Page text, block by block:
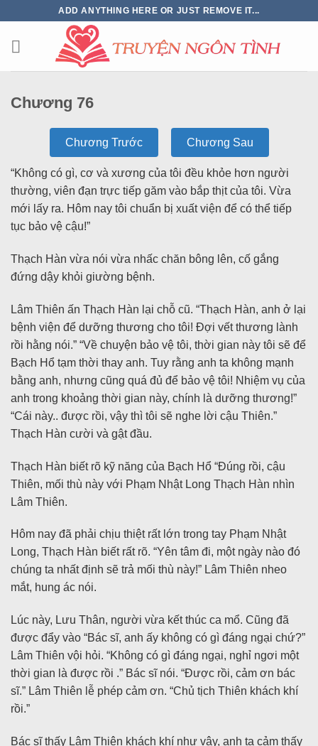
ADD ANYTHING HERE OR JUST REMOVE IT...
Chương 76
Chương Trước Chương Sau
“Không có gì, cơ và xương của tôi đều khỏe hơn người
thường, viên đạn trực tiếp găm vào bắp thịt của tôi. Vừa
mới lấy ra. Hôm nay tôi chuẩn bị xuất viện để có thể tiếp
tục bảo vệ cậu!”
Thạch Hàn vừa nói vừa nhấc chăn bông lên, cố gắng
đứng dậy khỏi giường bệnh.
Lâm Thiên ấn Thạch Hàn lại chỗ cũ. “Thạch Hàn, anh ở lại
bệnh viện để dưỡng thương cho tôi! Đợi vết thương lành
rồi hằng nói.” “Về chuyện bảo vệ tôi, thời gian này tôi sẽ để
Bạch Hổ tạm thời thay anh. Tuy rằng anh ta không mạnh
bằng anh, nhưng cũng quá đủ để bảo vệ tôi! Nhiệm vụ của
anh trong khoảng thời gian này, chính là dưỡng thương!”
“Cái này.. được rồi, vậy thì tôi sẽ nghe lời cậu Thiên.”
Thạch Hàn cười và gật đầu.
Thạch Hàn biết rõ kỹ năng của Bạch Hổ “Đúng rồi, cậu
Thiên, mối thù này với Phạm Nhật Long Thạch Hàn nhìn
Lâm Thiên.
Hôm nay đã phải chịu thiệt rất lớn trong tay Phạm Nhật
Long, Thạch Hàn biết rất rõ. “Yên tâm đi, một ngày nào đó
chúng ta nhất định sẽ trả mối thù này!” Lâm Thiên nheo
mắt, hung ác nói.
Lúc này, Lưu Thân, người vừa kết thúc ca mổ. Cũng đã
được đẩy vào “Bác sĩ, anh ấy không có gì đáng ngại chứ?”
Lâm Thiên vội hỏi. “Không có gì đáng ngại, nghỉ ngơi một
thời gian là được rồi .” Bác sĩ nói. “Được rồi, cảm ơn bác
sĩ.” Lâm Thiên lễ phép cảm ơn. “Chủ tịch Thiên khách khí
rồi.”
Bác sĩ thấy Lâm Thiên khách khí như vậy, anh ta cảm thấy